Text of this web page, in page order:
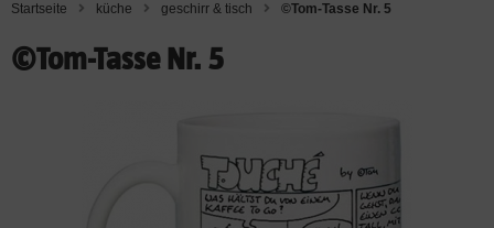
Startseite küche geschirr & tisch ©Tom-Tasse Nr. 5
©Tom-Tasse Nr. 5